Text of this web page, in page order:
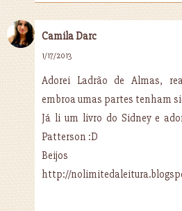
Camila Darc
1/17/2013
Adorei Ladrão de Almas,
embroa umas partes tenham
Já li um livro do Sidney e
Patterson :D
Beijos
http://